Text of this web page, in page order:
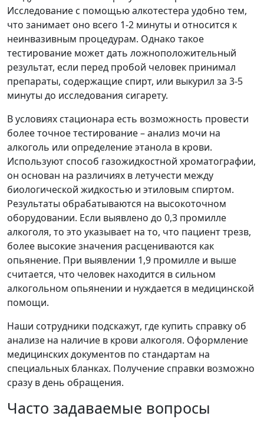
Исследование с помощью алкотестера удобно тем,
что занимает оно всего 1-2 минуты и относится к
неинвазивным процедурам. Однако такое
тестирование может дать ложноположительный
результат, если перед пробой человек принимал
препараты, содержащие спирт, или выкурил за 3-5
минуты до исследования сигарету.
В условиях стационара есть возможность провести
более точное тестирование – анализ мочи на
алкоголь или определение этанола в крови.
Используют способ газожидкостной хроматографии,
он основан на различиях в летучести между
биологической жидкостью и этиловым спиртом.
Результаты обрабатываются на высокоточном
оборудовании. Если выявлено до 0,3 промилле
алкоголя, то это указывает на то, что пациент трезв,
более высокие значения расцениваются как
опьянение. При выявлении 1,9 промилле и выше
считается, что человек находится в сильном
алкогольном опьянении и нуждается в медицинской
помощи.
Наши сотрудники подскажут, где купить справку об
анализе на наличие в крови алкоголя. Оформление
медицинских документов по стандартам на
специальных бланках. Получение справки возможно
сразу в день обращения.
Часто задаваемые вопросы